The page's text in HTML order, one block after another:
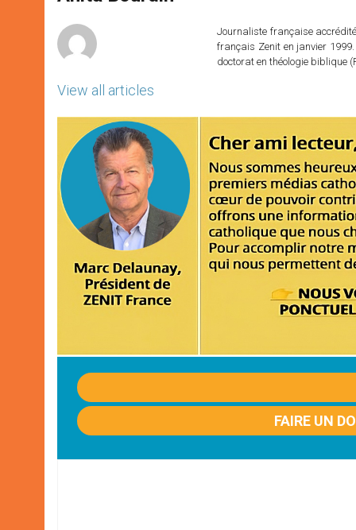
p e k
View all articles
Journaliste française
français Zenit en janvier
doctorat en théologie biblique
FAIRE UN